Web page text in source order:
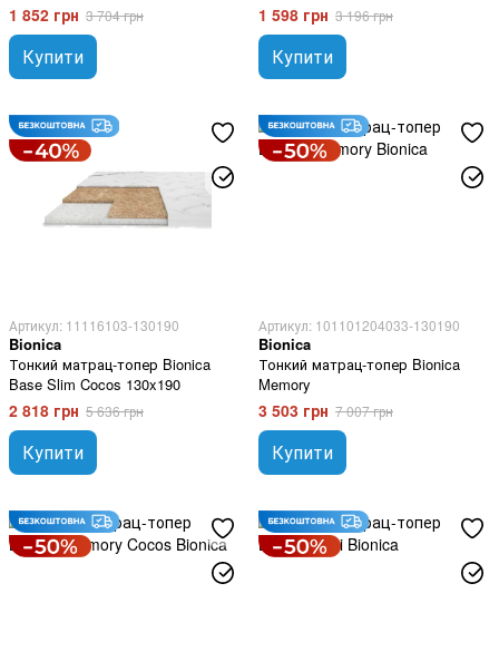
1 852 грн 3 704 грн
Купити
1 598 грн 3 196 грн
Купити
Артикул: 11116103-130190
Bionica
Тонкий матрац-топер Bionica
Base Slim Cocos 130x190
2 818 грн 5 636 грн
Купити
Артикул: 101101204033-130190
Bionica
Тонкий матрац-топер Bionica
Memory
3 503 грн 7 007 грн
Купити